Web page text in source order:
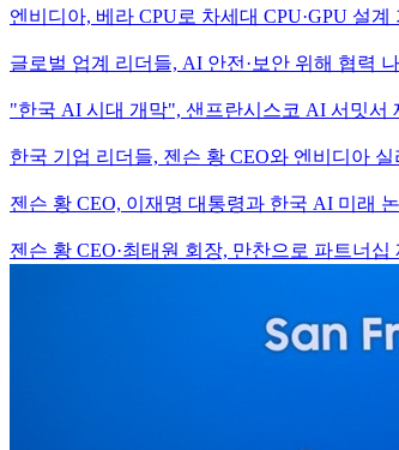
엔비디아, 베라 CPU로 차세대 CPU·GPU 설계
글로벌 업계 리더들, AI 안전·보안 위해 협력
"한국 AI 시대 개막", 샌프란시스코 AI 서밋서
한국 기업 리더들, 젠슨 황 CEO와 엔비디아
젠슨 황 CEO, 이재명 대통령과 한국 AI 미래
젠슨 황 CEO·최태원 회장, 만찬으로 파트너십